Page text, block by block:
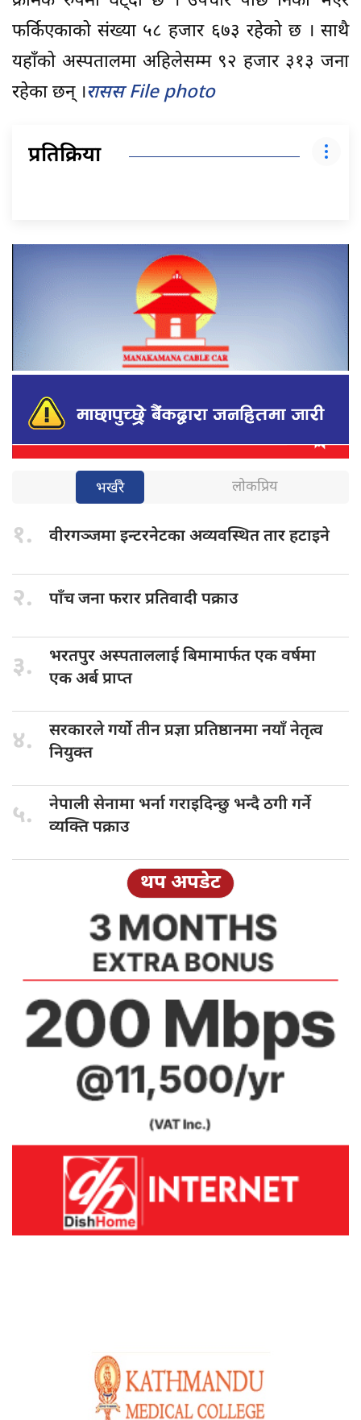
फर्किएकाको संख्या ५८ हजार ६७३ रहेको छ । साथै
यहाँको अस्पतालमा अहिलेसम्म ९२ हजार ३१३ जना
रहेका छन् ।रासस File photo
प्रतिक्रिया
भर्खरै लोकप्रिय
१. वीरगञ्जमा इन्टरनेटकाअव्यवस्थित तार हटाइने
२. पाँच जनाफरार प्रतिवादी पक्राउ
३. भरतपुर अस्पताललाईबिमामार्फत एक वर्षमा
एक अर्ब प्राप्त
४. सरकारले गर्योतीन प्रज्ञा प्रतिष्ठानमा नयाँ नेतृत्व
नियुक्त
५. नेपाली सेनामा भर्ना गराइदिन्छु भन्दै ठगी गर्ने
व्यक्ति पक्राउ
थप अपडेट